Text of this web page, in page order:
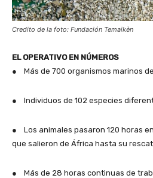
Credito de la foto: Fundación Temaikèn
EL OPERATIVO EN NÚMEROS
● Más de 700 organismos marinos
● Individuos de 102 especies
● Los animales pasaron 120 horas
que salieron de África hasta su
● Más de 28 horas continuas de